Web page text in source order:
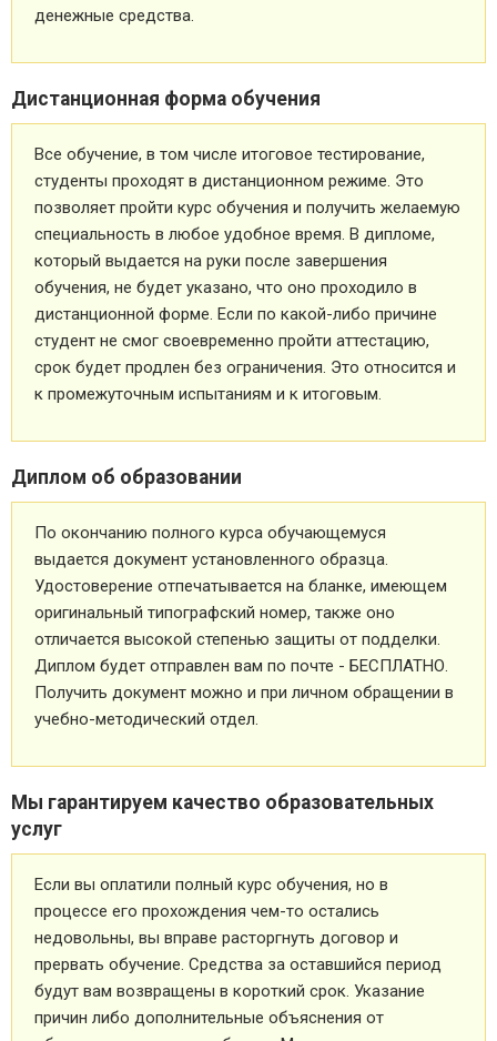
денежные средства.
Дистанционная форма обучения
Все обучение, в том числе итоговое тестирование,
студенты проходят в дистанционном режиме. Это
позволяет пройти курс обучения и получить желаемую
специальность в любое удобное время. В дипломе,
который выдается на руки после завершения
обучения, не будет указано, что оно проходило в
дистанционной форме. Если по какой-либо причине
студент не смог своевременно пройти аттестацию,
срок будет продлен без ограничения. Это относится и
к промежуточным испытаниям и к итоговым.
Диплом об образовании
По окончанию полного курса обучающемуся
выдается документ установленного образца.
Удостоверение отпечатывается на бланке, имеющем
оригинальный типографский номер, также оно
отличается высокой степенью защиты от подделки.
Диплом будет отправлен вам по почте - БЕСПЛАТНО.
Получить документ можно и при личном обращении в
учебно-методический отдел.
Мы гарантируем качество образовательных
услуг
Если вы оплатили полный курс обучения, но в
процессе его прохождения чем-то остались
недовольны, вы вправе расторгнуть договор и
прервать обучение. Средства за оставшийся период
будут вам возвращены в короткий срок. Указание
причин либо дополнительные объяснения от